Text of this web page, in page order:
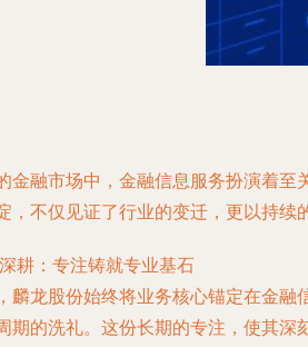
金融市场中，金融信息服务扮演着至
，不仅见证了行业的变迁，更以持续
耕：专注铸就专业基石
麟龙股份始终将业务核心锚定在金
期的洗礼。这份长期的专注，使其